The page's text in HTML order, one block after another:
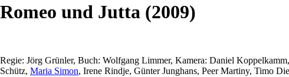
Romeo und Jutta (2009)
Regie: Jörg Grünler, Buch: Wolfgang Limmer, Kamera: Daniel
Schütz, Maria Simon, Irene Rindje, Günter Junghans, Peer Martiny, Timo